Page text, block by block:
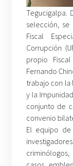
Tegucigalpa.
selección,
Fiscal
Corrupción
propio
Fernando
trabajo con la
y la
conjunto de
convenio
El equipo de